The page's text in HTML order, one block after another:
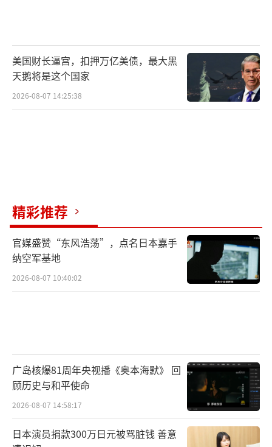
美国财长逼宫，扣押万亿美债，最大黑
天鹅将是这个国家
2026-08-07 14:25:38
精彩推荐
官媒盛赞“东风浩荡”，点名日本嘉手
纳空军基地
2026-08-07 10:40:02
广岛核爆81周年央视播《奥本海默》 回
顾历史与和平使命
2026-08-07 14:58:17
日本演员捐款300万日元被骂脏钱 善意